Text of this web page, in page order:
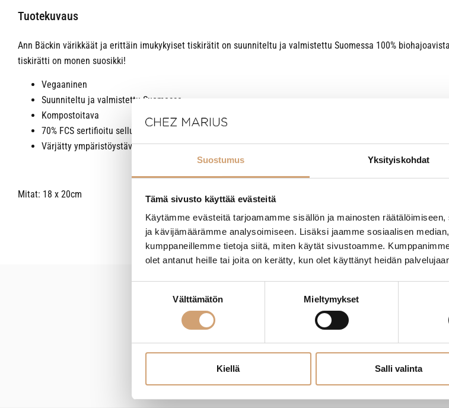
Suostumus Yksityiskohdat
Tämä sivusto käyttää evästeitä
Käytämme evästeitä tarjoamamme sisällön ja mainosten
ja kävijämäärämme analysoimiseen. Lisäksi jaamme sosiaalisen
kumppaneillemme tietoja siitä, miten käytät sivustoamme.
olet antanut heille tai joita on kerätty, kun olet käyttänyt heidän
Välttämätön Mieltymykset
Kiellä Salli valinta
Tuotekuvaus
Ann Bäckin värikkäät ja erittäin imukykyiset tiskirätit on suunniteltu ja valmistettu Suomessa 100%
tiskirätti on monen suosikki!
Vegaaninen
Suunniteltu ja valmistettu Suomessa
Kompostoitava
70% FCS sertifioitu selluloosa, 30% kierrätetty puuvilla
Värjätty ympäristöystävällisillä väreillä
Mitat: 18 x 20cm
- Tuotteesta ei ole vielä